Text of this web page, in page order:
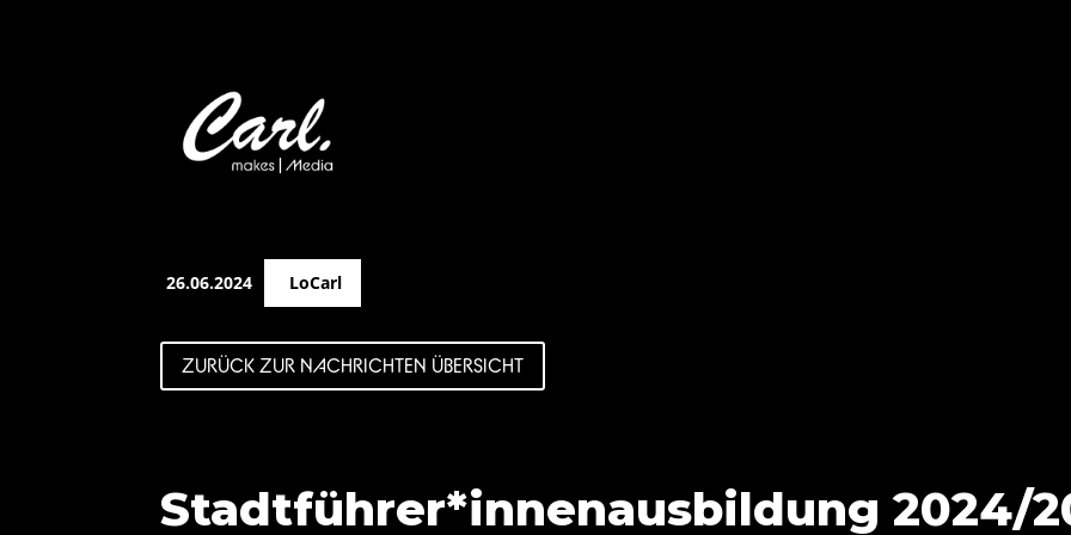
26.06.2024 LoCarl
ZURÜCK ZUR NACHRICHTEN ÜBERSICHT
Stadtführer*innenausbildung 2024/